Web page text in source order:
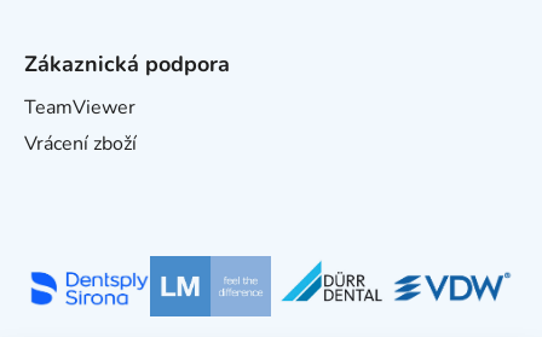
Zákaznická podpora
TeamViewer
Vrácení zboží